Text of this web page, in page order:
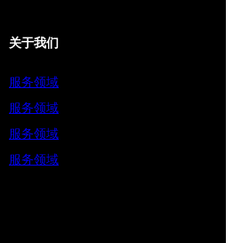
关于我们
服务领域
服务领域
服务领域
服务领域